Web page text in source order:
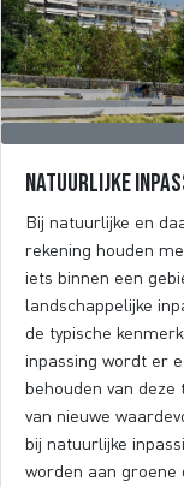
Natuurlijke
Bij natuurlijke en
rekening houden
iets binnen een
landschappelijke
de typische
inpassing wordt er
behouden van deze
van nieuwe
bij natuurlijke
worden aan groene